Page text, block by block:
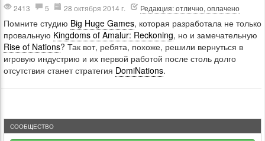
2413
5 28 октября 2014 г. Редакция: отлично, оплачено
Помните студию Big Huge Games, которая разработала не только
провальную Kingdoms of Amalur: Reckoning, но и замечательную
Rise of Nations? Так вот, ребята, похоже, решили вернуться в
игровую индустрию и их первой работой после столь долго
отсутствия станет стратегия DomiNations.
СООБЩЕСТВО